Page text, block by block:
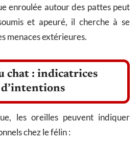
enroulée autour des pattes peut
et apeuré, il cherche à se
menaces extérieures.
chat : indicatrices
d’intentions
les oreilles peuvent indiquer
chez le félin :